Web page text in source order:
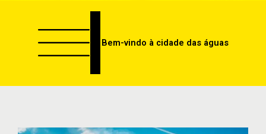
Bem-vindo à cidade das águas